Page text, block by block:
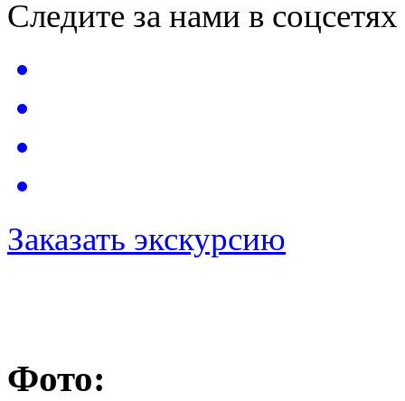
Следите за нами в соцсетях
Заказать экскурсию
Фото: